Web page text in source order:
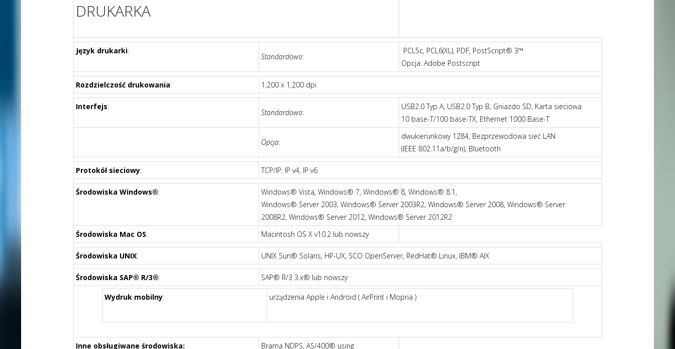
DRUKARKA
Język drukarki:
Standardowo:
PCL5c, PCL6(XL), PDF, PostScript® 3™
Opcja: Adobe Postscript
Rozdzielczość drukowania: 1,200 x 1,200 dpi
Interfejs:
Standardowo:
USB2.0 Typ A, USB2.0 Typ B, Gniazdo SD, Karta sieciowa
10 base-T/100 base-TX, Ethernet 1000 Base-T
Opcja:
dwukierunkowy 1284, Bezprzewodowa sieć LAN
(IEEE 802.11a/b/g/n), Bluetooth
Protokół sieciowy: TCP/IP: IP v4, IP v6
Środowiska Windows®:
Windows® Vista, Windows® 7, Windows® 8, Windows® 8.1,
Windows® Server 2003, Windows® Server 2003R2, Windows® Server 2008, Windows® Server
2008R2, Windows® Server 2012, Windows® Server 2012R2
Środowiska Mac OS: Macintosh OS X v10.2 lub nowszy
Środowiska UNIX: UNIX Sun® Solaris, HP-UX, SCO OpenServer, RedHat® Linux, IBM® AIX
Środowiska SAP® R/3®: SAP® R/3 3.x® lub nowszy
Wydruk mobilny: urządzenia Apple i Android ( AirPrint i Mopria )
Inne obsługiwane środowiska:
Brama NDPS, AS/400® using